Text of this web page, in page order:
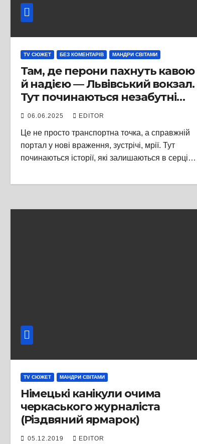
TV СЮЖЕТ БЕЗ КОМЕНТАРІВ МАНДРИ СВІТАМИ
Там, де перони пахнуть кавою
й надією — Львівський вокзал.
Тут починаються незабутні
подорожі, які залишаються в
серці
06.06.2025 EDITOR
Це не просто транспортна точка, а справжній
портал у нові враження, зустрічі, мрії. Тут
починаються історії, які залишаються в серці…
TV СЮЖЕТ МАНДРИ СВІТАМИ
Німецькі канікули очима
черкаського журналіста
(Різдвяний ярмарок)
05.12.2019 EDITOR